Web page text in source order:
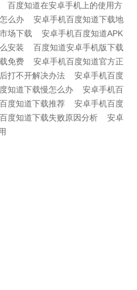
百度知道在安卓手机上的使用方
么办
安卓手机百度知道下载地
场下载
安卓手机百度知道APK
安装
百度知道安卓手机版下载
免费
安卓手机百度知道官方正
打不开解决办法
安卓手机百度
知道下载慢怎么办
安卓手机百
度知道下载推荐
安卓手机百度
度知道下载失败原因分析
安卓